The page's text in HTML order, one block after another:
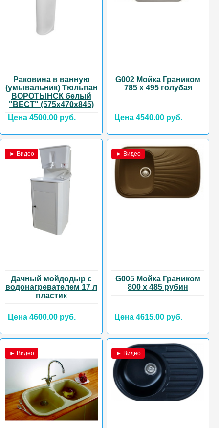
Раковина в ванную
(умывальник) Тюльпан
ВОРОТЫНСК белый
"ВЕСТ" (575х470х845)
Цена 4500.00 руб.
G002 Мойка Граником
785 х 495 голубая
Цена 4540.00 руб.
► Видео
Дачный мойдодыр с
водонагревателем 17 л
пластик
Цена 4600.00 руб.
► Видео
G005 Мойка Граником
800 х 485 рубин
Цена 4615.00 руб.
► Видео ► Видео